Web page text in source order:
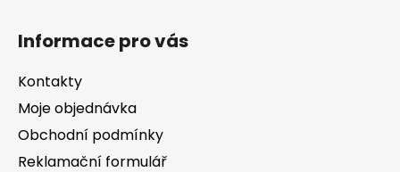
Informace pro vás
Kontakty
Moje objednávka
Obchodní podmínky
Reklamační formulář